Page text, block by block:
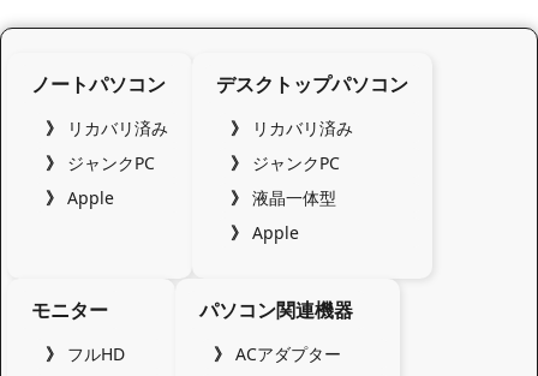
ノートパソコン
リカバリ済み
ジャンクPC
Apple
デスクトップパソコン
リカバリ済み
ジャンクPC
液晶一体型
Apple
モニター
フルHD
パソコン関連機器
ACアダプター